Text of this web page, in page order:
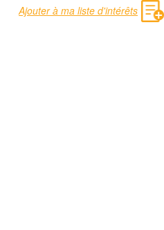
Ajouter à ma liste d'intérêts